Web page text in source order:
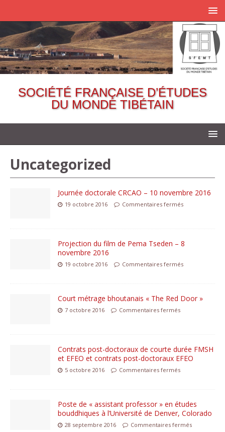
SOCIÉTÉ FRANÇAISE D’ÉTUDES
DU MONDE TIBÉTAIN
Uncategorized
Journée doctorale CRCAO – 10 novembre 2016
19 octobre 2016 Commentaires fermés
Projection du film de Pema Tseden – 8
novembre 2016
19 octobre 2016 Commentaires fermés
Court métrage bhoutanais « The Red Door »
7 octobre 2016 Commentaires fermés
Contrats post-doctoraux de courte durée FMSH
et EFEO et contrats post-doctoraux EFEO
5 octobre 2016 Commentaires fermés
Poste de « assistant professor » en études
bouddhiques à l’Université de Denver, Colorado
28 septembre 2016 Commentaires fermés